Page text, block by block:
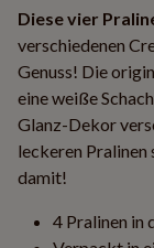
Diese vier
verschiedenen
Genuss! Die
eine weiße
Glanz-Dekor
leckeren Pralinen
damit!
4 Pralinen in